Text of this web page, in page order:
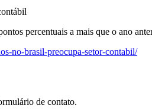
percentuais a mais que o ano
no-brasil-preocupa-setor-contabil/
de contato.